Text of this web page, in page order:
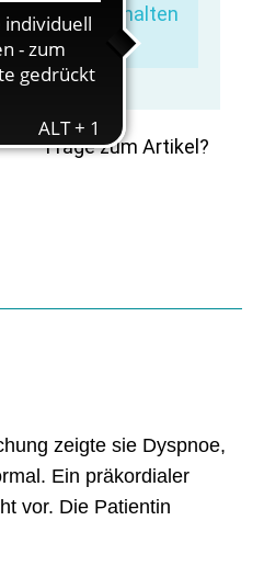
€und Sie erhalten
Frage zum Artikel?
zeigte sie Dyspnoe,
Ein präkordialer
vor. Die Patientin